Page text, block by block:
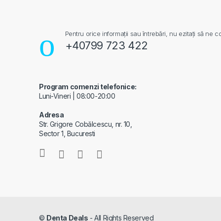
Pentru orice informații sau întrebări, nu ezitați să ne
+40799 723 422
Program comenzi telefonice:
Luni-Vineri | 08:00-20:00
Adresa
Str. Grigore Cobălcescu, nr. 10,
Sector 1, Bucuresti
© Denta Deals - All Rights Reserved